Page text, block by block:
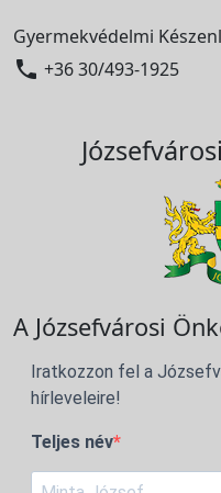
Gyermekvédelmi
 +36 30/493-1925
A Józsefvárosi
Iratkozzon fel a
hírleveleire!
Teljes név